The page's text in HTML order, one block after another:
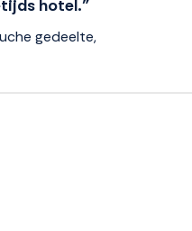
hotel.”
gedeelte,